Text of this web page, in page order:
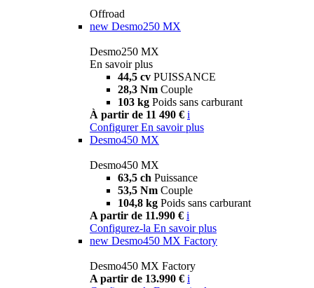
Offroad
new Desmo250 MX
Desmo250 MX
En savoir plus
44,5 cv PUISSANCE
28,3 Nm Couple
103 kg Poids sans carburant
À partir de 11 490 € i
Configurer En savoir plus
Desmo450 MX
Desmo450 MX
63,5 ch Puissance
53,5 Nm Couple
104,8 kg Poids sans carburant
A partir de 11.990 € i
Configurez-la En savoir plus
new Desmo450 MX Factory
Desmo450 MX Factory
A partir de 13.990 € i